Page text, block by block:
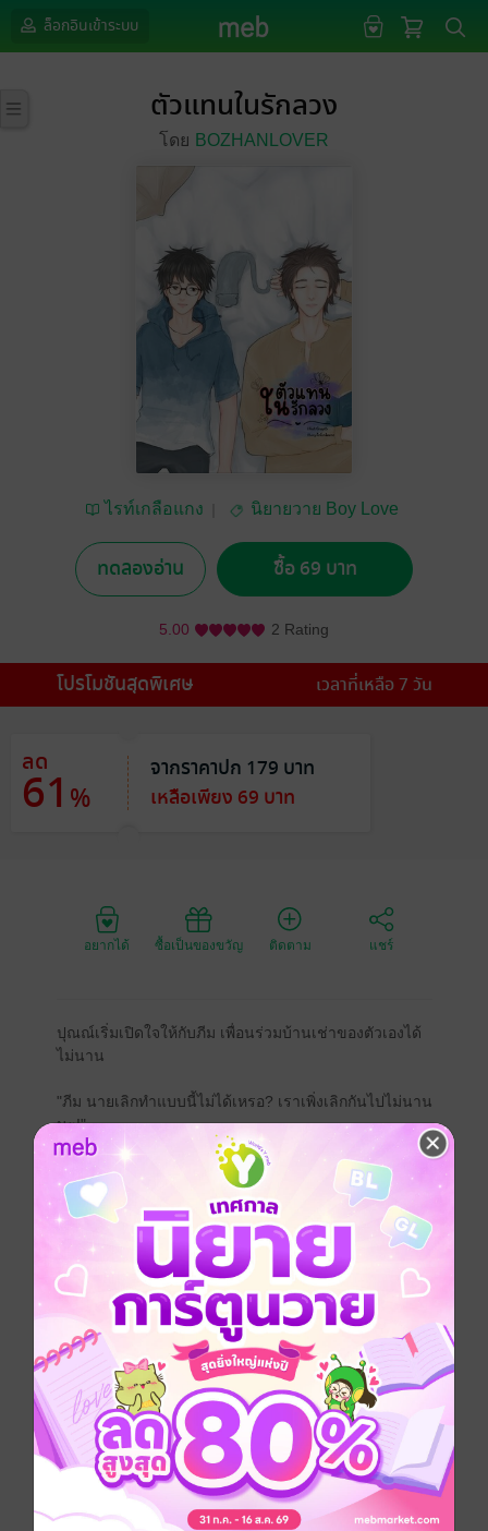
ล็อกอินเข้าระบบ
ตัวแทนในรักลวง
โดย BOZHANLOVER
ไรท์เกลือแกง
นิยายวาย Boy Love
ทดลองอ่าน ซื้อ 69 บาท
5.00 2 Rating
โปรโมชันสุดพิเศษ เวลาที่เหลือ 7 วัน
ลด
61 %
จากราคาปก 179 บาท
เหลือเพียง 69 บาท
อยากได้ ซื้อเป็นของขวัญ ติดตาม แชร์
ปุณณ์เริ่มเปิดใจให้กับภีม เพื่อนร่วมบ้านเช่าของตัวเองได้
ไม่นาน
"ภีม นายเลิกทำแบบนี้ไม่ได้เหรอ? เราเพิ่งเลิกกันไปไม่นาน
นะ!"
ประโยคที่ปุณณ์ได้ยิน มันตอกย้ำว่าที่ภีมคบกับเขาก็เพื่อน
เป็นตัวแทนของใครอีกคนเท่านั้น
สุดท้ายแฟนเก่าของอีกฝ่ายกลับมา ท่าทีของภีมก็เริ่มเปลี่ยน
ไป
เขามักที่จะเลือกแฟนเก่าเสมอ และทอดทิ้งให้ปุณณ์อยู่โดด
เดี่ยวทุกครั้งที่คนเก่ามีปัญหา
Boy love / Yaoi ดรามา มหาวิทยาลัย วิศวะ
สถาปัตย์
ประเภทไฟล์ pdf, epub (สารบัญ)